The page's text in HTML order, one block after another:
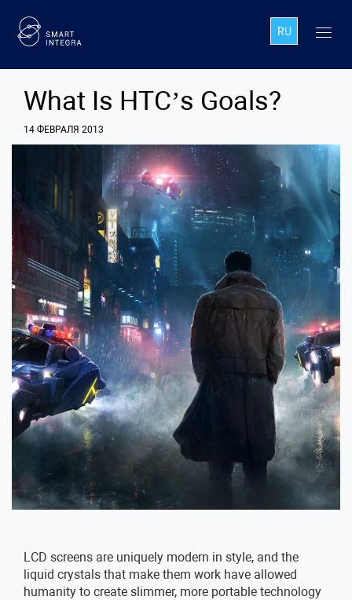
RU
What Is HTC’s Goals?
14 ФЕВРАЛЯ 2013
LCD screens are uniquely modern in style, and the
liquid crystals that make them work have allowed
humanity to create slimmer, more portable technology